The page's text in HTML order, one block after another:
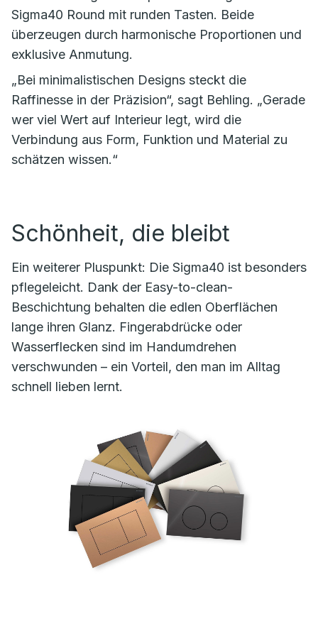
Sigma40 Round mit runden Tasten. Beide
überzeugen durch harmonische Proportionen und
exklusive Anmutung.
„Bei minimalistischen Designs steckt die
Raffinesse in der Präzision“, sagt Behling. „Gerade
wer viel Wert auf Interieur legt, wird die
Verbindung aus Form, Funktion und Material zu
schätzen wissen.“
Schönheit, die bleibt
Ein weiterer Pluspunkt: Die Sigma40 ist besonders
pflegeleicht. Dank der Easy-to-clean-
Beschichtung behalten die edlen Oberflächen
lange ihren Glanz. Fingerabdrücke oder
Wasserflecken sind im Handumdrehen
verschwunden – ein Vorteil, den man im Alltag
schnell lieben lernt.